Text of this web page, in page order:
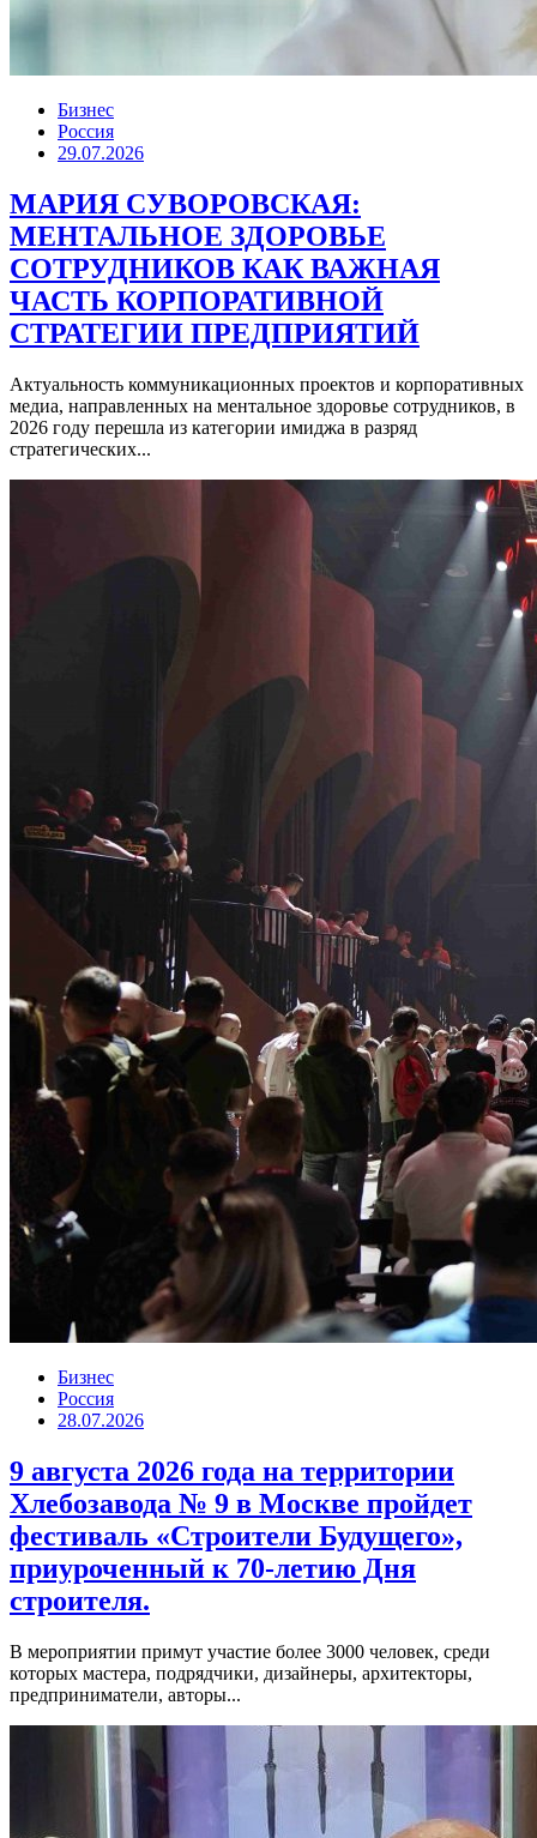
Бизнес
Россия
29.07.2026
МАРИЯ СУВОРОВСКАЯ:
МЕНТАЛЬНОЕ ЗДОРОВЬЕ
СОТРУДНИКОВ КАК ВАЖНАЯ
ЧАСТЬ КОРПОРАТИВНОЙ
СТРАТЕГИИ ПРЕДПРИЯТИЙ
Актуальность коммуникационных проектов и корпоративных
медиа, направленных на ментальное здоровье сотрудников, в
2026 году перешла из категории имиджа в разряд
стратегических...
Бизнес
Россия
28.07.2026
9 августа 2026 года на территории
Хлебозавода № 9 в Москве пройдет
фестиваль «Строители Будущего»,
приуроченный к 70-летию Дня
строителя.
В мероприятии примут участие более 3000 человек, среди
которых мастера, подрядчики, дизайнеры, архитекторы,
предприниматели, авторы...